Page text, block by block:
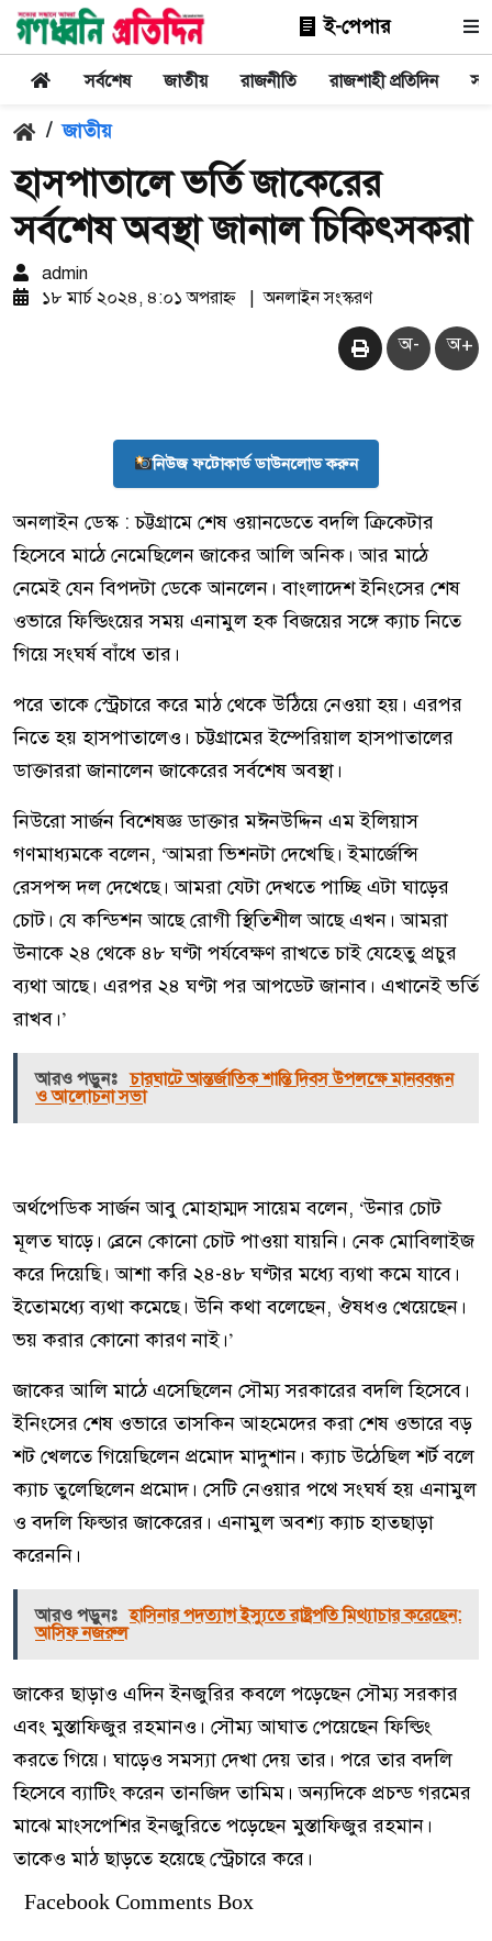
ই-পেপার
সর্বশেষ জাতীয় রাজনীতি রাজশাহী প্রতিদিন
/ জাতীয়
হাসপাতালে ভর্তি জাকেরের
সর্বশেষ অবস্থা জানাল চিকিৎসকরা
admin
১৮ মার্চ ২০২৪, ৪:০১ অপরাহ্ন
| অনলাইন সংস্করণ
অ- অ+
নিউজ ফটোকার্ড ডাউনলোড করুন
অনলাইন ডেস্ক : চট্টগ্রামে শেষ ওয়ানডেতে বদলি ক্রিকেটার
হিসেবে মাঠে নেমেছিলেন জাকের আলি অনিক। আর মাঠে
নেমেই যেন বিপদটা ডেকে আনলেন। বাংলাদেশ ইনিংসের শেষ
ওভারে ফিল্ডিংয়ের সময় এনামুল হক বিজয়ের সঙ্গে ক্যাচ নিতে
গিয়ে সংঘর্ষ বাঁধে তার।
পরে তাকে স্ট্রেচারে করে মাঠ থেকে উঠিয়ে নেওয়া হয়। এরপর
নিতে হয় হাসপাতালেও। চট্টগ্রামের ইম্পেরিয়াল হাসপাতালের
ডাক্তাররা জানালেন জাকেরের সর্বশেষ অবস্থা।
নিউরো সার্জন বিশেষজ্ঞ ডাক্তার মঈনউদ্দিন এম ইলিয়াস
গণমাধ্যমকে বলেন, ‘আমরা ভিশনটা দেখেছি। ইমার্জেন্সি
রেসপন্স দল দেখেছে। আমরা যেটা দেখতে পাচ্ছি এটা ঘাড়ের
চোট। যে কন্ডিশন আছে রোগী স্থিতিশীল আছে এখন। আমরা
উনাকে ২৪ থেকে ৪৮ ঘণ্টা পর্যবেক্ষণ রাখতে চাই যেহেতু প্রচুর
ব্যথা আছে। এরপর ২৪ ঘণ্টা পর আপডেট জানাব। এখানেই ভর্তি
রাখব।’
আরও পড়ুনঃ চারঘাটে আন্তর্জাতিক শান্তি দিবস উপলক্ষে মানববন্ধন
ও আলোচনা সভা
অর্থপেডিক সার্জন আবু মোহাম্মদ সায়েম বলেন, ‘উনার চোট
মূলত ঘাড়ে। ব্রেনে কোনো চোট পাওয়া যায়নি। নেক মোবিলাইজ
করে দিয়েছি। আশা করি ২৪-৪৮ ঘণ্টার মধ্যে ব্যথা কমে যাবে।
ইতোমধ্যে ব্যথা কমেছে। উনি কথা বলেছেন, ঔষধও খেয়েছেন।
ভয় করার কোনো কারণ নাই।’
জাকের আলি মাঠে এসেছিলেন সৌম্য সরকারের বদলি হিসেবে।
ইনিংসের শেষ ওভারে তাসকিন আহমেদের করা শেষ ওভারে বড়
শট খেলতে গিয়েছিলেন প্রমোদ মাদুশান। ক্যাচ উঠেছিল শর্ট বলে
ক্যাচ তুলেছিলেন প্রমোদ। সেটি নেওয়ার পথে সংঘর্ষ হয় এনামুল
ও বদলি ফিল্ডার জাকেরের। এনামুল অবশ্য ক্যাচ হাতছাড়া
করেননি।
আরও পড়ুনঃ হাসিনার পদত্যাগ ইস্যুতে রাষ্ট্রপতি মিথ্যাচার করেছেন:
আসিফ নজরুল
জাকের ছাড়াও এদিন ইনজুরির কবলে পড়েছেন সৌম্য সরকার
এবং মুস্তাফিজুর রহমানও। সৌম্য আঘাত পেয়েছেন ফিল্ডিং
করতে গিয়ে। ঘাড়েও সমস্যা দেখা দেয় তার। পরে তার বদলি
হিসেবে ব্যাটিং করেন তানজিদ তামিম। অন্যদিকে প্রচন্ড গরমের
মাঝে মাংসপেশির ইনজুরিতে পড়েছেন মুস্তাফিজুর রহমান।
তাকেও মাঠ ছাড়তে হয়েছে স্ট্রেচারে করে।
Facebook Comments Box